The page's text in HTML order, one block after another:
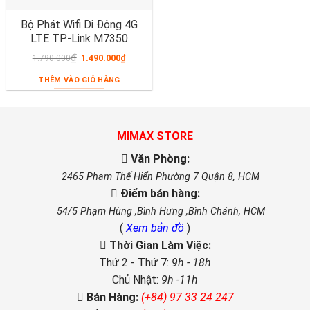
Bộ Phát Wifi Di Động 4G
LTE TP-Link M7350
1.790.000₫ 1.490.000₫
THÊM VÀO GIỎ HÀNG
MIMAX STORE
Văn Phòng:
2465 Phạm Thế Hiển Phường 7 Quận 8, HCM
Điểm bán hàng:
54/5 Phạm Hùng ,Bình Hưng ,Bình Chánh, HCM
( Xem bản đồ )
Thời Gian Làm Việc:
Thứ 2 - Thứ 7: 9h - 18h
Chủ Nhật: 9h -11h
Bán Hàng: (+84) 97 33 24 247